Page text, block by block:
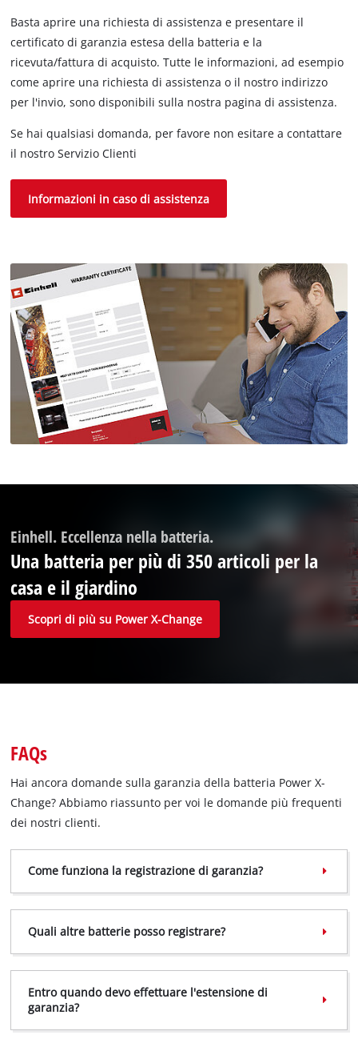
Basta aprire una richiesta di assistenza e presentare il
certificato di garanzia estesa della batteria e la
ricevuta/fattura di acquisto. Tutte le informazioni, ad esempio
come aprire una richiesta di assistenza o il nostro indirizzo
per l'invio, sono disponibili sulla nostra pagina di assistenza.
Se hai qualsiasi domanda, per favore non esitare a contattare
il nostro Servizio Clienti
Informazioni in caso di assistenza
Einhell. Eccellenza nella batteria.
Una batteria per più di 350 articoli per la
casa e il giardino
Scopri di più su Power X-Change
FAQs
Hai ancora domande sulla garanzia della batteria Power X-
Change? Abbiamo riassunto per voi le domande più frequenti
dei nostri clienti.
Come funziona la registrazione di garanzia?
Quali altre batterie posso registrare?
Entro quando devo effettuare l'estensione di
garanzia?